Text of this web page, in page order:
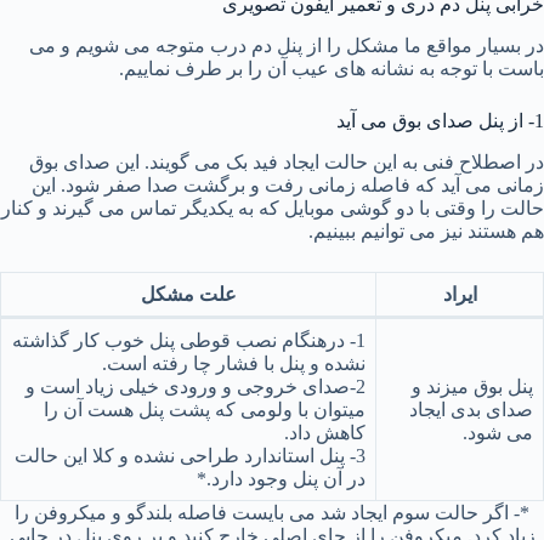
خرابی پنل دم دری و تعمیر آیفون تصویری
در بسیار مواقع ما مشکل را از پنل دم درب متوجه می شویم و می
باست با توجه به نشانه های عیب آن را بر طرف نماییم.
1- از پنل صدای بوق می آید
در اصطلاح فنی به این حالت ایجاد فید بک می گویند. این صدای بوق
زمانی می آید که فاصله زمانی رفت و برگشت صدا صفر شود. این
حالت را وقتی با دو گوشی موبایل که به یکدیگر تماس می گیرند و کنار
هم هستند نیز می توانیم ببینیم.
ایراد علت مشکل
پنل بوق میزند و
صدای بدی ایجاد
می شود.
1- درهنگام نصب قوطی پنل خوب کار گذاشته
نشده و پنل با فشار چا رفته است.
2-صدای خروجی و ورودی خیلی زیاد است و
میتوان با ولومی که پشت پنل هست آن را
کاهش داد.
3- پنل استاندارد طراحی نشده و کلا این حالت
در آن پنل وجود دارد.*
*- اگر حالت سوم ایجاد شد می بایست فاصله بلندگو و میکروفن را
زیاد کرد. میکروفن را از جای اصلی خارج کنید و بر روی پنل در جایی